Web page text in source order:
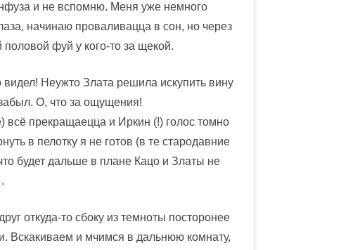
и не вспомню. Меня уже немного
начинаю проваливацца в сон, но через
фуй у кого-то за щекой.
видел! Неужто Злата решила искупить вину
О, что за ощущения!
прекращаецца и Иркин (!) голос томно
в пелотку я не готов (в те стародавние
будет дальше в плане Кацо и Златы не
откуда-то сбоку из темноты посторонее
Вскакиваем и мчимся в дальнюю комнату,